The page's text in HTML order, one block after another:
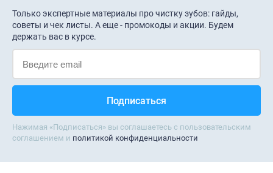
Только экспертные материалы про чистку зубов: гайды,
советы и чек листы. А еще - промокоды и акции. Будем
держать вас в курсе.
Нажимая «Подписаться» вы соглашаетесь с пользовательским
соглашением и политикой конфиденциальности